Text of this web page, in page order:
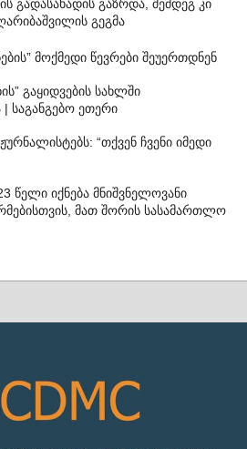
გადასახადის გაზრდა, შემდეგ კი
გეგმა
მოქმედი წევრები შეუერთდნენ
გაყიდვების სახლში
| საგანგებო ეთერი
“თქვენ ჩვენი იმედი
წელი იქნება მნიშვნელოვანი
მათ შორის სასამართლო